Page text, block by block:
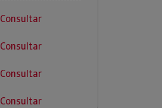
Consultar
Consultar
Consultar
Consultar